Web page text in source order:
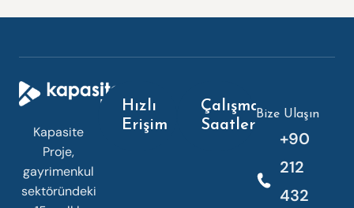
Kapasite
Proje,
gayrimenkul
sektöründeki
Hızlı
Erişim
Çalışma
Saatleri
Bize Ulaşın
+90
212
432